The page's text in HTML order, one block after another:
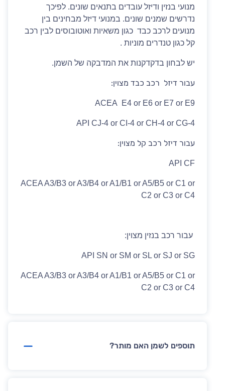
מנועי בנזין ודיזל עובדים בתנאים שונים. לפיכך
נדרשים שמנים שונים. במנועי דיזל מבחינים בין
מנועים לרכב כבד כגון משאיות ואוטובוסים לבין רכב
קל כגון טנדרים מוניות .
יש לבחון בדקדקנות את המדבקה של השמן.
עבור דיזל רכב כבד מצוין:
ACEA E4 or E6 or E7 or E9
API CJ-4 or CI-4 or CH-4 or CG-4
עבור דיזל רכב קל מצוין:
API CF
ACEA A3/B3 or A3/B4 or A1/B1 or A5/B5 or C1 or
C2 or C3 or C4
עבור רכב בנזין מצוין:
API SN or SM or SL or SJ or SG
ACEA A3/B3 or A3/B4 or A1/B1 or A5/B5 or C1 or
C2 or C3 or C4
תוספים לשמן האם מותר?